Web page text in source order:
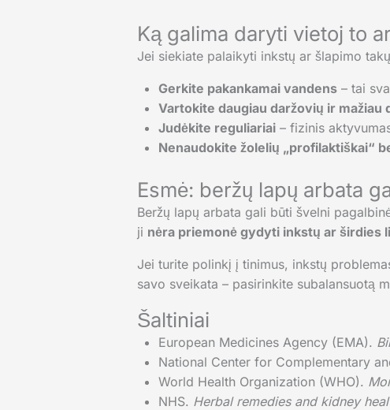
Ką galima daryti vietoj to
Jei siekiate palaikyti inkstų ar šlapimo
Gerkite pakankamai vandens– tai
Vartokite daugiau daržovių ir mažiau
Judėkite reguliariai– fizinis
Nenaudokite žolelių „profilaktiškai“
Esmė: beržų lapų arbata
Beržų lapų arbata gali būti švelni
ji nėra priemonė gydyti inkstų ar širdies
Jei turite polinkį į tinimus, inkstų
savo sveikata – pasirinkite subalansuotą
Šaltiniai
European Medicines Agency (EMA).
National Center for Complementary
World Health Organization (WHO).
NHS. Herbal remedies and kidney